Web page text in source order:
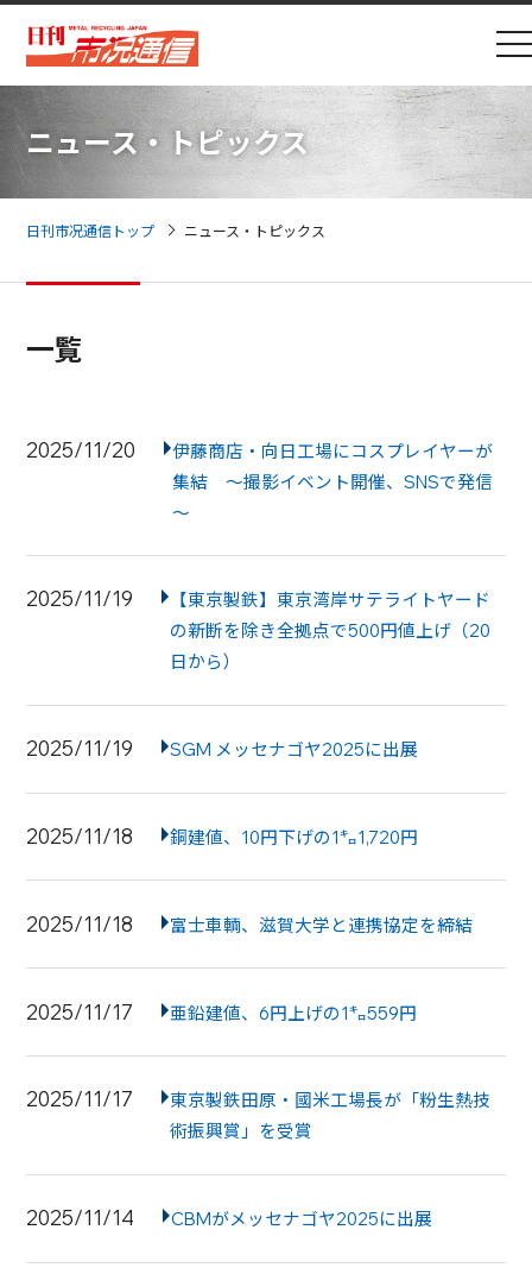
ニュース・トピックス
日刊市况通信トップ ニュース・トピックス
一覧
2025/11/20
伊藤商店・向日工場にコスプレイヤーが
集結 ～撮影イベント開催、SNSで発信
～
2025/11/19
【東京製鉄】東京湾岸サテライトヤード
の新断を除き全拠点で500円値上げ（20
日から）
2025/11/19 SGM メッセナゴヤ2025に出展
2025/11/18 銅建値、10円下げの1㌔1,720円
2025/11/18 富士車輌、滋賀大学と連携協定を締結
2025/11/17 亜鉛建値、6円上げの1㌔559円
2025/11/17
東京製鉄田原・國米工場長が「粉生熱技
術振興賞」を受賞
2025/11/14 CBMがメッセナゴヤ2025に出展